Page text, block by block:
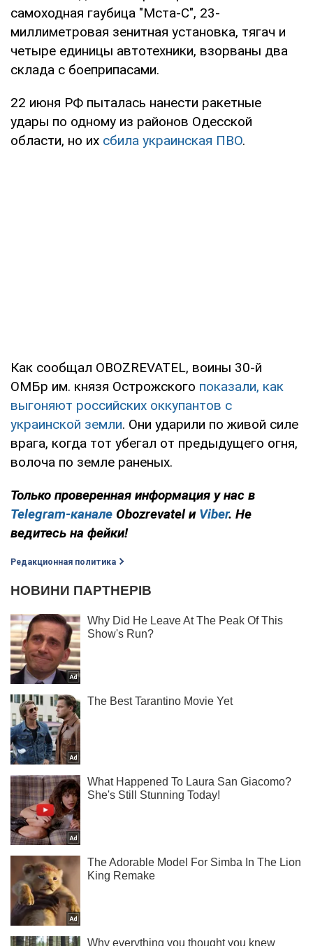
самоходная гаубица "Мста-С", 23-
миллиметровая зенитная установка, тягач и
четыре единицы автотехники, взорваны два
склада с боеприпасами.
22 июня РФ пыталась нанести ракетные
удары по одному из районов Одесской
области, но их сбила украинская ПВО.
Как сообщал OBOZREVATEL, воины 30-й
ОМБр им. князя Острожского показали, как
выгоняют российских оккупантов с
украинской земли. Они ударили по живой силе
врага, когда тот убегал от предыдущего огня,
волоча по земле раненых.
Только проверенная информация у нас в
Telegram-канале Obozrevatel и Viber. Не
ведитесь на фейки!
Редакционная политика